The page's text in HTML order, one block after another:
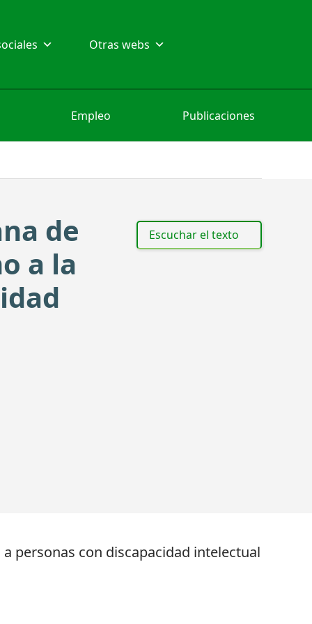
Otras webs
Empleo Publicaciones
de
a la
Escuchar el texto
personas con discapacidad intelectual